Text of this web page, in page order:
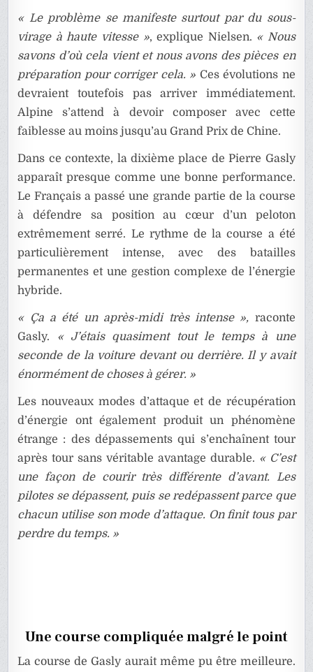
« Le problème se manifeste surtout par du sous-
virage à haute vitesse », explique Nielsen. « Nous
savons d’où cela vient et nous avons des pièces en
préparation pour corriger cela. » Ces évolutions ne
devraient toutefois pas arriver immédiatement.
Alpine s’attend à devoir composer avec cette
faiblesse au moins jusqu’au Grand Prix de Chine.
Dans ce contexte, la dixième place de Pierre Gasly
apparaît presque comme une bonne performance.
Le Français a passé une grande partie de la course
à défendre sa position au cœur d’un peloton
extrêmement serré. Le rythme de la course a été
particulièrement intense, avec des batailles
permanentes et une gestion complexe de l’énergie
hybride.
« Ça a été un après-midi très intense », raconte
Gasly. « J’étais quasiment tout le temps à une
seconde de la voiture devant ou derrière. Il y avait
énormément de choses à gérer. »
Les nouveaux modes d’attaque et de récupération
d’énergie ont également produit un phénomène
étrange : des dépassements qui s’enchaînent tour
après tour sans véritable avantage durable. « C’est
une façon de courir très différente d’avant. Les
pilotes se dépassent, puis se redépassent parce que
chacun utilise son mode d’attaque. On finit tous par
perdre du temps. »
Une course compliquée malgré le point
La course de Gasly aurait même pu être meilleure.